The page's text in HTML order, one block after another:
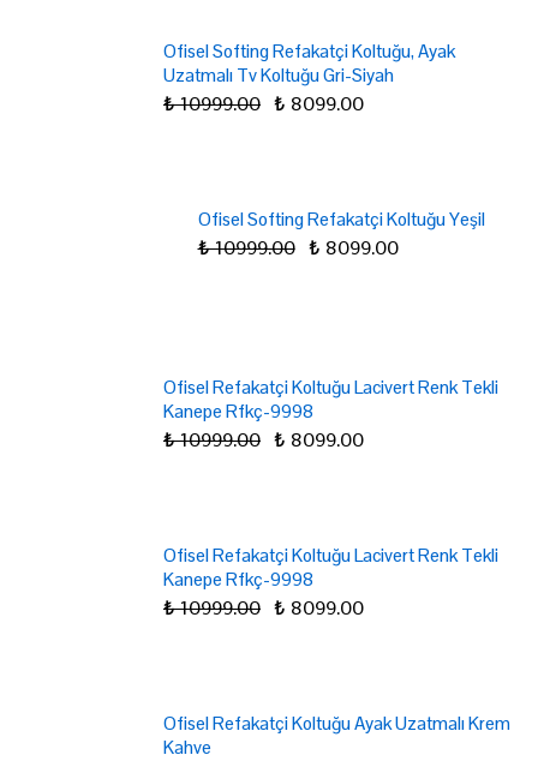
Ofisel Softing Refakatçi Koltuğu, Ayak
Uzatmalı Tv Koltuğu Gri-Siyah
₺ 10999.00 ₺ 8099.00
Ofisel Softing Refakatçi Koltuğu Yeşil
₺ 10999.00 ₺ 8099.00
Ofisel Refakatçi Koltuğu Lacivert Renk Tekli
Kanepe Rfkç-9998
₺ 10999.00 ₺ 8099.00
Ofisel Refakatçi Koltuğu Lacivert Renk Tekli
Kanepe Rfkç-9998
₺ 10999.00 ₺ 8099.00
Ofisel Refakatçi Koltuğu Ayak Uzatmalı Krem
Kahve